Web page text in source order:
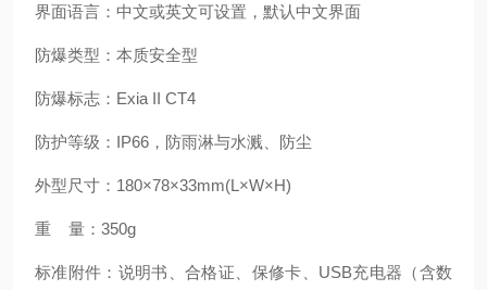
界面语言：中文或英文可设置，默认中文界面
防爆类型：本质安全型
防爆标志：Exia II CT4
防护等级：IP66，防雨淋与水溅、防尘
外型尺寸：180×78×33mm(L×W×H)
重 量：350g
标准附件：说明书、合格证、保修卡、USB充电器（含数